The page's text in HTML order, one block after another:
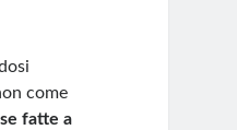
come
fatte a